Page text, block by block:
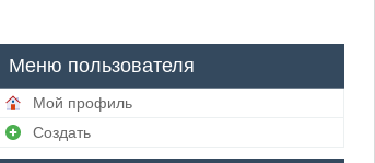
Меню пользователя
Мой профиль
Создать